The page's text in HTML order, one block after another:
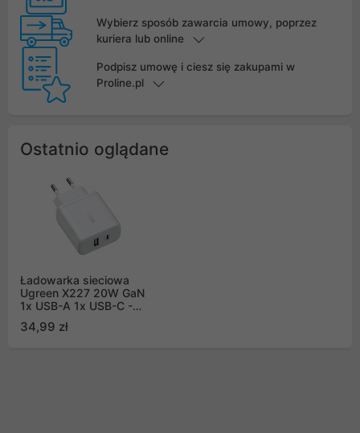
Wybierz sposób zawarcia umowy, poprzez
kuriera lub online
Podpisz umowę i ciesz się zakupami w
Proline.pl
Ostatnio oglądane
Ładowarka sieciowa
Ugreen X227 20W GaN
1x USB-A 1x USB-C -
34,99 zł